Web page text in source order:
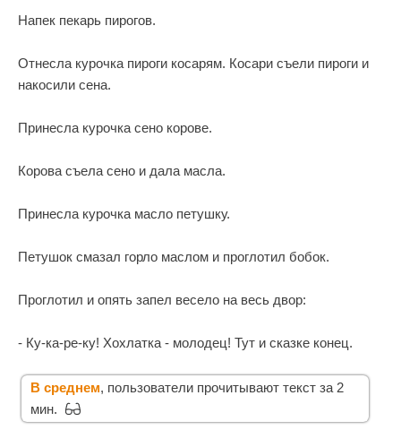
Напек пекарь пирогов.
Отнесла курочка пироги косарям. Косари съели пироги и
накосили сена.
Принесла курочка сено корове.
Корова съела сено и дала масла.
Принесла курочка масло петушку.
Петушок смазал горло маслом и проглотил бобок.
Проглотил и опять запел весело на весь двор:
- Ку-ка-ре-ку! Хохлатка - молодец! Тут и сказке конец.
В среднем, пользователи прочитывают текст за 2
мин.